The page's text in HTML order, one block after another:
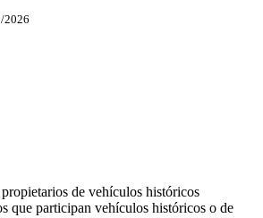
2026
de vehículos históricos
que participan vehículos históricos o de